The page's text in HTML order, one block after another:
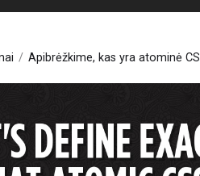
Apibrėžkime, kas yra atominė